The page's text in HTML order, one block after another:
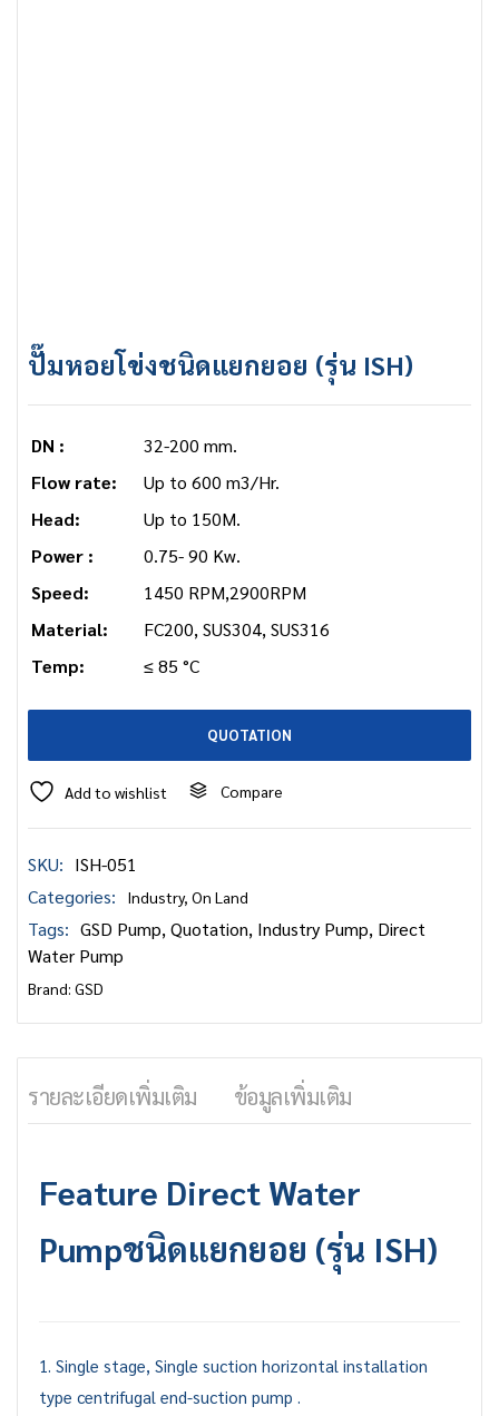
ปั๊มหอยโข่งชนิดแยกยอย (รุ่น ISH)
DN :
32-200 mm.
Flow rate:
Up to 600 m3/Hr.
Head:
Up to 150M.
Power :
0.75- 90 Kw.
Speed:
1450 RPM,2900RPM
Material:
FC200, SUS304, SUS316
Temp:
≤ 85 °C
QUOTATION
Add to wishlist Compare
SKU: ISH-051
Categories:
Industry, On Land
Tags: GSD Pump,Quotation, Industry Pump, Direct
Water Pump
Brand: GSD
รายละเอียดเพิ่มเติม ข้อมูลเพิ่มเติม
Feature Direct Water
Pumpชนิดแยกยอย (รุ่น ISH)
1. Single stage, Single suction horizontal installation
type centrifugal end-suction pump .